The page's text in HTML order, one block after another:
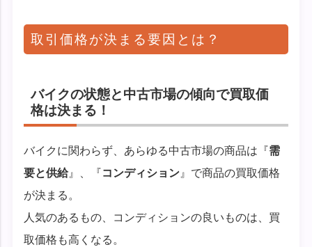
取引価格が決まる要因とは？
バイクの状態と中古市場の傾向で買取価
格は決まる！
バイクに関わらず、あらゆる中古市場の商品は『需
要と供給』、『コンディション 』で商品の買取価格
が決まる。
人気のあるもの、コンディションの良いものは、買
取価格も高くなる。